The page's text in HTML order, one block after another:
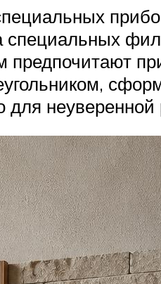
специальных
для